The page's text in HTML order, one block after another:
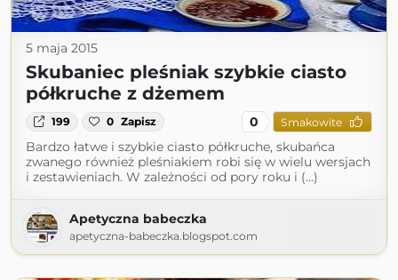
5 maja 2015
Skubaniec pleśniak szybkie ciasto
półkruche z dżemem
199 0 Zapisz 0 Smakowite
Bardzo łatwe i szybkie ciasto półkruche, skubańca
zwanego również pleśniakiem robi się w wielu wersjach
i zestawieniach. W zależności od pory roku i (...)
Apetyczna babeczka
apetyczna-babeczka.blogspot.com